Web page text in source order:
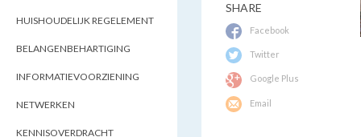
HUISHOUDELIJK REGELEMENT
BELANGENBEHARTIGING
INFORMATIEVOORZIENING
NETWERKEN
KENNISOVERDRACHT
SHARE
Facebook
Twitter
Google Plus
Email